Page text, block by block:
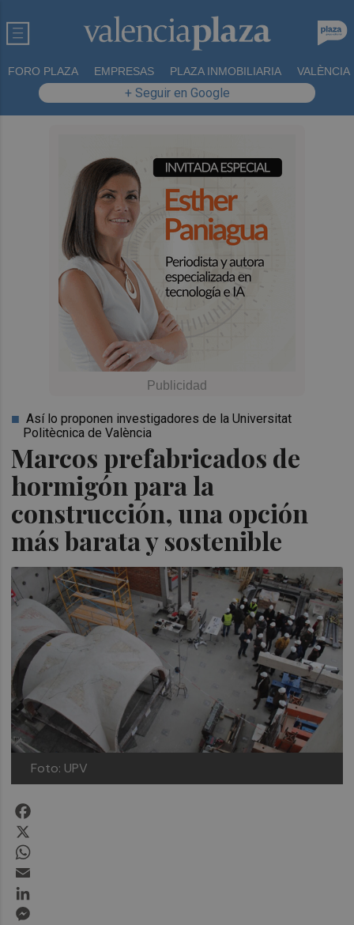
FORO PLAZA EMPRESAS PLAZA INMOBILIARIA VALÈNCIA
+ Seguir en Google
Marcos prefabricados de
hormigón para la
construcción, una opción
más barata y sostenible
Así lo proponen investigadores de la Universitat
Politècnica de València
Foto: UPV